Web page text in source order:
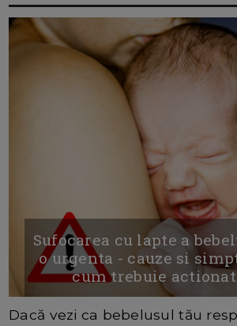
Sufocarea cu lapte a
o urgenta - cauze si
cum trebuie
Dacă vezi ca bebelusul tău